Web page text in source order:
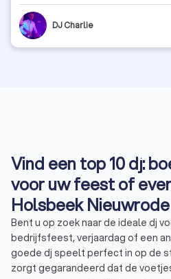
DJ Charlie
Vind een top 10 dj:
voor uw feest of
Holsbeek Nieuwrode
Bent u op zoek naar de ideale dj
bedrijfsfeest, verjaardag of een
goede dj speelt perfect in op de
zorgt gegarandeerd dat de